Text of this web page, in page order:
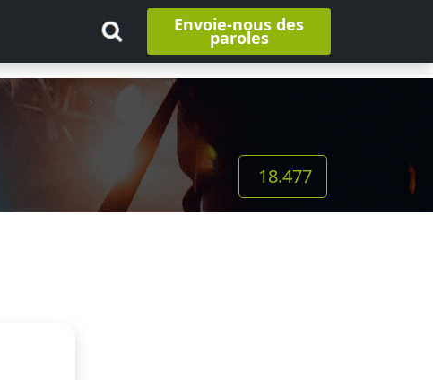
Envoie-nous des
paroles
18.477